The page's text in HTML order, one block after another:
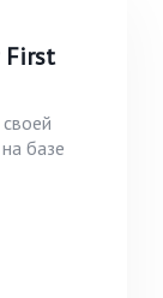
First
базе